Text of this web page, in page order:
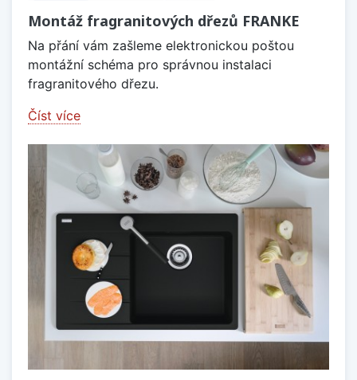
Montáž fragranitových dřezů FRANKE
Na přání vám zašleme elektronickou poštou
montážní schéma pro správnou instalaci
fragranitového dřezu.
Číst více